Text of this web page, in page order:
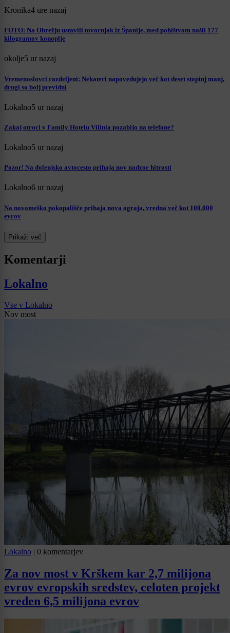
Kronika4 ure nazaj
FOTO: Na Obrežju ustavili tovornjak iz Španije, med pohištvom našli 177
kilogramov konoplje
okolje5 ur nazaj
Vremenoslovci razdeljeni: Nekateri napovedujejo več kot deset stopinj manj,
drugi so bolj previdni
Lokalno5 ur nazaj
Zakaj otroci v Family Hotelu Vilinia pozabijo na telefone?
Lokalno5 ur nazaj
Pozor! Na dolenjsko avtocesto prihaja nov nadzor hitrosti
Lokalno6 ur nazaj
Na novomeško pokopališče prihaja nova ograja, vredna več kot 100.000
evrov
Prikaži več
Komentarji
Lokalno
Vse v Lokalno
Nov most
Lokalno | 0 komentarjev
Za nov most v Krškem kar 2,7 milijona
evrov evropskih sredstev, celoten projekt
vreden 6,5 milijona evrov